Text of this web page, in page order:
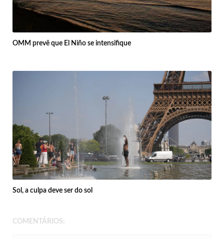
OMM prevê que El Niño se intensifique
Sol, a culpa deve ser do sol
COMENTÁRIOS: